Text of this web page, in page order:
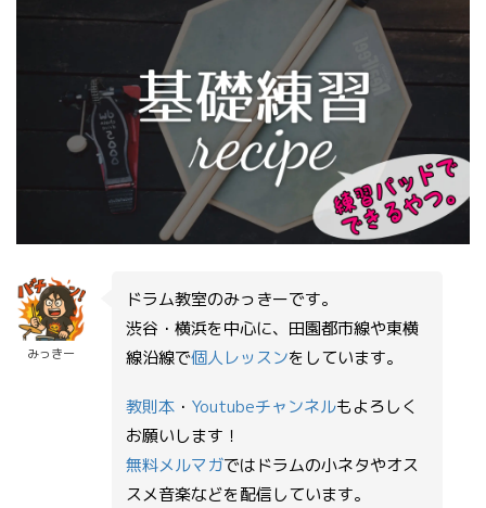
みっきー
ドラム教室のみっきーです。
渋谷・横浜を中心に、田園都市線や東横
線沿線で個人レッスンをしています。
教則本・ Youtubeチャンネルもよろしく
お願いします！
無料メルマガではドラムの小ネタやオス
スメ音楽などを配信しています。